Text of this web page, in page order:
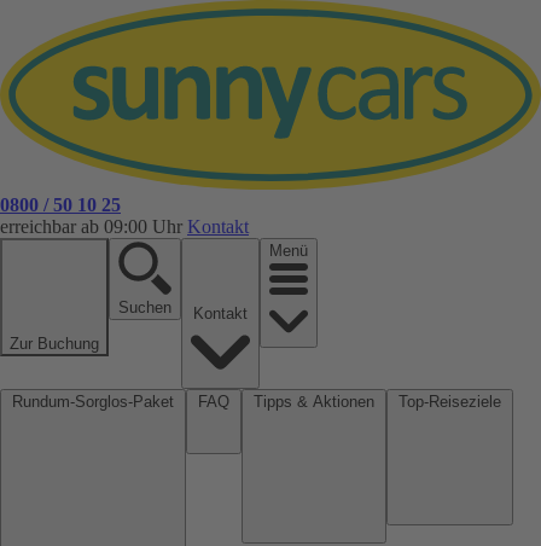
0800 / 50 10 25
erreichbar ab 09:00 Uhr Kontakt
Zur Buchung
Suchen
Menü